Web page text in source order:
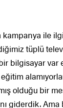
kampanya ile
tüplü
bilgisayar
olduğu bir
giderdik.